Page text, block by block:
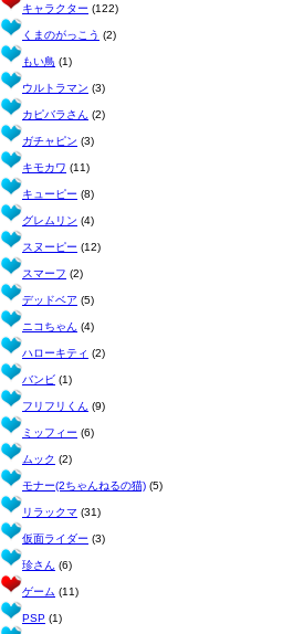
キャラクター (122)
くまのがっこう (2)
もい鳥 (1)
ウルトラマン (3)
カピバラさん (2)
ガチャピン (3)
キモカワ (11)
キューピー (8)
グレムリン (4)
スヌーピー (12)
スマーフ (2)
デッドベア (5)
ニコちゃん (4)
ハローキティ (2)
バンビ (1)
フリフリくん (9)
ミッフィー (6)
ムック (2)
モナー(2ちゃんねるの猫) (5)
リラックマ (31)
仮面ライダー (3)
珍さん (6)
ゲーム (11)
PSP (1)